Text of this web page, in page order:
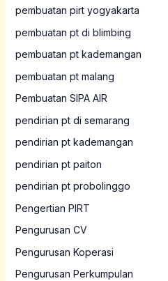
pembuatan pirt yogyakarta
pembuatan pt di blimbing
pembuatan pt kademangan
pembuatan pt malang
Pembuatan SIPA AIR
pendirian pt di semarang
pendirian pt kademangan
pendirian pt paiton
pendirian pt probolinggo
Pengertian PIRT
Pengurusan CV
Pengurusan Koperasi
Pengurusan Perkumpulan